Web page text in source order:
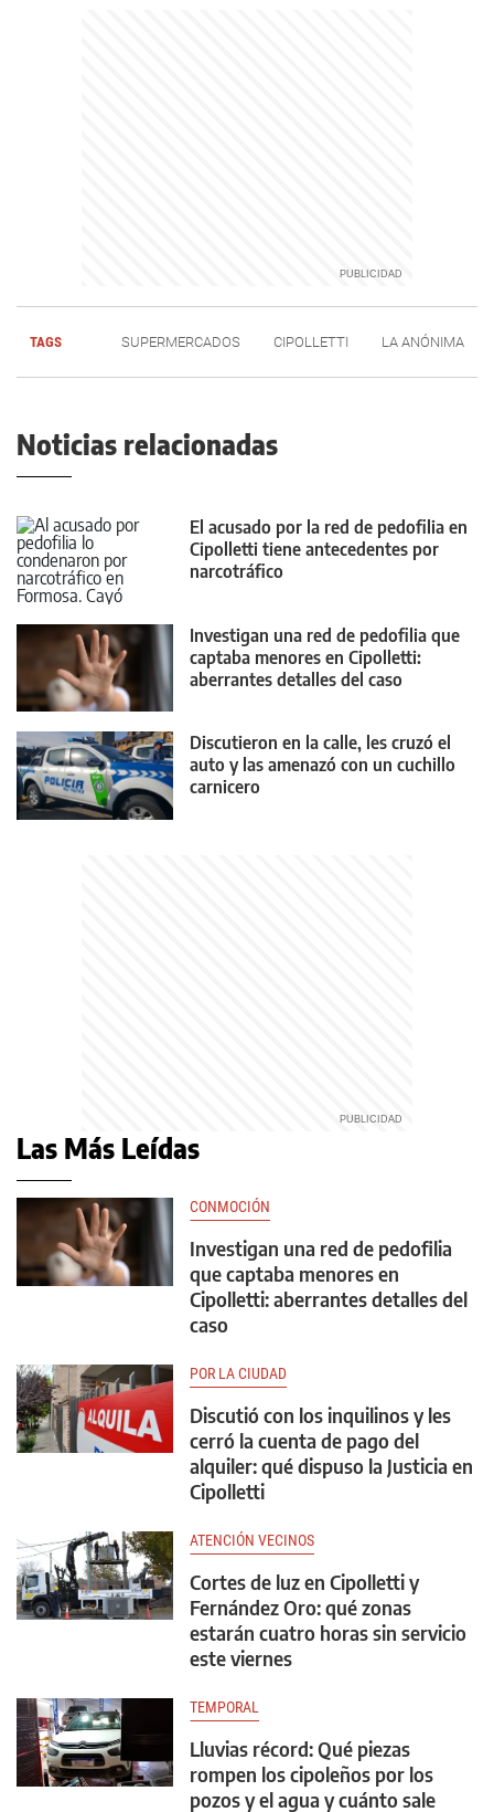
TAGS SUPERMERCADOS CIPOLLETTI LA ANÓNIMA
Noticias relacionadas
El acusado por la red de pedofilia en
Cipolletti tiene antecedentes por
narcotráfico
Investigan una red de pedofilia que
captaba menores en Cipolletti:
aberrantes detalles del caso
Discutieron en la calle, les cruzó el
auto y las amenazó con un cuchillo
carnicero
Las Más Leídas
CONMOCIÓN
Investigan una red de pedofilia
que captaba menores en
Cipolletti: aberrantes detalles del
caso
POR LA CIUDAD
Discutió con los inquilinos y les
cerró la cuenta de pago del
alquiler: qué dispuso la Justicia en
Cipolletti
ATENCIÓN VECINOS
Cortes de luz en Cipolletti y
Fernández Oro: qué zonas
estarán cuatro horas sin servicio
este viernes
TEMPORAL
Lluvias récord: Qué piezas
rompen los cipoleños por los
pozos y el agua y cuánto sale